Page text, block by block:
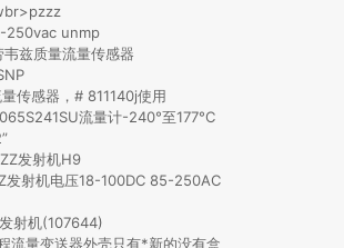
250vac unmp
兹质量流量传感器
传感器，# 811140j使用
流量计-240°至177°C
发射机H9
发射机电压18-100DC 85-250AC
射机(107644)
流量变送器外壳只有*新的没有盒